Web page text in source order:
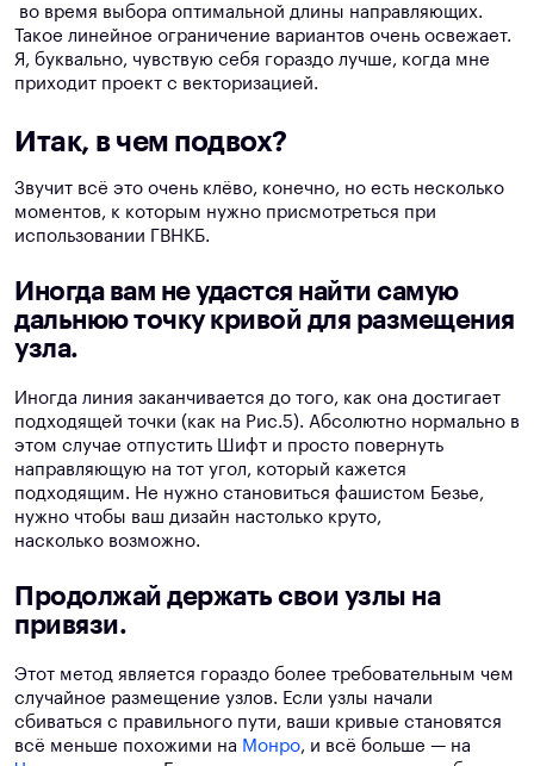
во время выбора оптимальной длины направляющих.
Такое линейное ограничение вариантов очень освежает.
Я, буквально, чувствую себя гораздо лучше, когда мне
приходит проект с векторизацией.
Итак, в чем подвох?
Звучит всё это очень клёво, конечно, но есть несколько
моментов, к которым нужно присмотреться при
использовании ГВНКБ.
Иногда вам не удастся найти самую
дальнюю точку кривой для размещения
узла.
Иногда линия заканчивается до того, как она достигает
подходящей точки (как на Рис.5). Абсолютно нормально в
этом случае отпустить Шифт и просто повернуть
направляющую на тот угол, который кажется
подходящим. Не нужно становиться фашистом Безье,
нужно чтобы ваш дизайн настолько круто,
насколько возможно.
Продолжай держать свои узлы на
привязи.
Этот метод является гораздо более требовательным чем
случайное размещение узлов. Если узлы начали
сбиваться с правильного пути, ваши кривые становятся
всё меньше похожими на Монро, и всё больше — на